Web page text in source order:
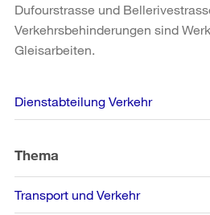
Dufourstrasse und
Verkehrsbehinderungen sind
Gleisarbeiten.
Weitere
Informationen
Dienstabteilung Verkehr
Thema
Transport und Verkehr